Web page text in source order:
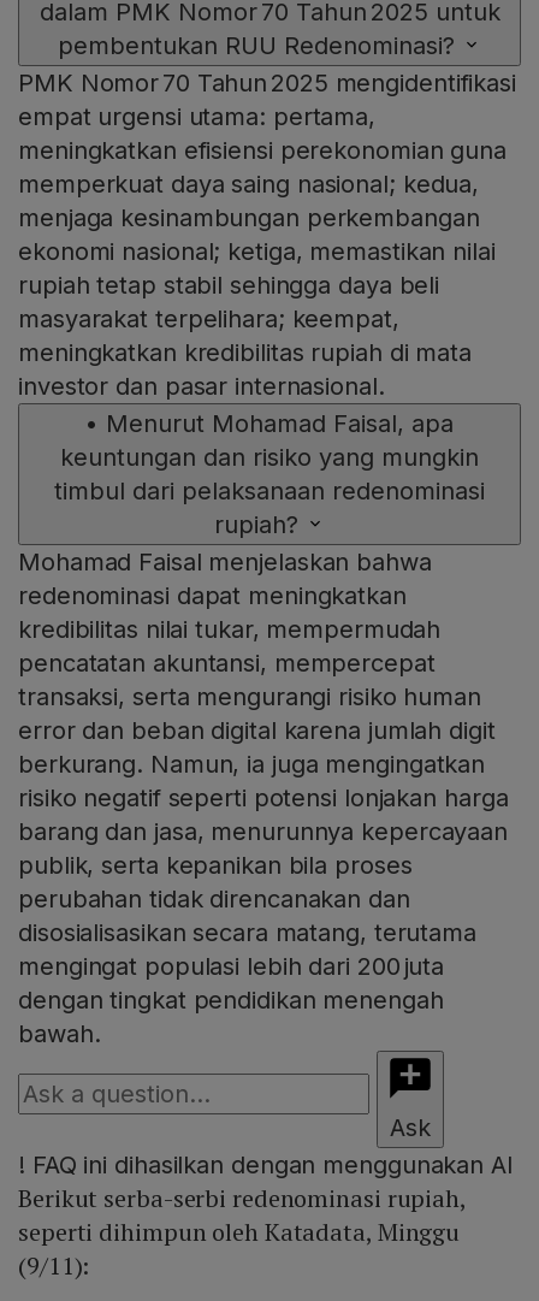
dalam PMK Nomor 70 Tahun 2025 untuk
pembentukan RUU Redenominasi?
PMK Nomor 70 Tahun 2025 mengidentifikasi
empat urgensi utama: pertama,
meningkatkan efisiensi perekonomian guna
memperkuat daya saing nasional; kedua,
menjaga kesinambungan perkembangan
ekonomi nasional; ketiga, memastikan nilai
rupiah tetap stabil sehingga daya beli
masyarakat terpelihara; keempat,
meningkatkan kredibilitas rupiah di mata
investor dan pasar internasional.
• Menurut Mohamad Faisal, apa
keuntungan dan risiko yang mungkin
timbul dari pelaksanaan redenominasi
rupiah?
Mohamad Faisal menjelaskan bahwa
redenominasi dapat meningkatkan
kredibilitas nilai tukar, mempermudah
pencatatan akuntansi, mempercepat
transaksi, serta mengurangi risiko human
error dan beban digital karena jumlah digit
berkurang. Namun, ia juga mengingatkan
risiko negatif seperti potensi lonjakan harga
barang dan jasa, menurunnya kepercayaan
publik, serta kepanikan bila proses
perubahan tidak direncanakan dan
disosialisasikan secara matang, terutama
mengingat populasi lebih dari 200 juta
dengan tingkat pendidikan menengah
bawah.
Ask
! FAQ ini dihasilkan dengan menggunakan AI
Berikut serba-serbi redenominasi rupiah,
seperti dihimpun oleh Katadata, Minggu
(9/11):